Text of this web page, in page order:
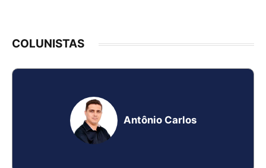
COLUNISTAS
Antônio Carlos